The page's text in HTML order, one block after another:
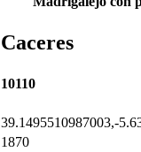
Caceres
10110
39.1495510987003,-
1870